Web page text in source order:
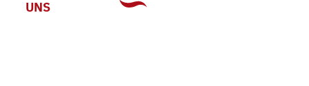
UNS